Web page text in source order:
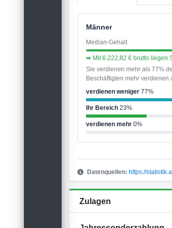
Männer
Median-Gehalt
➡ Mit 6.222,82 € brutto liegen
Sie verdienen mehr als 77%
Beschäftigten mehr
verdienen weniger 77%
Ihr Bereich 23%
verdienen mehr 0%
Datenquellen: https://
Zulagen